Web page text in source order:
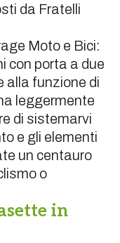
da Fratelli
Moto e Bici:
con porta a due
alla funzione di
leggermente
di sistemarvi
e gli elementi
un centauro
o
in